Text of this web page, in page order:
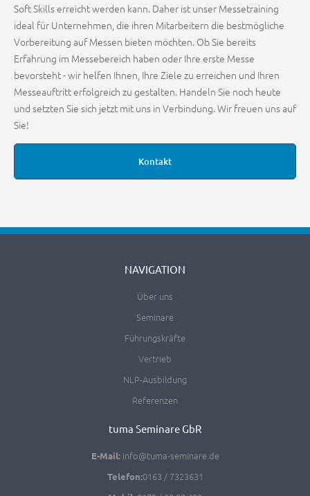
Soft Skills erreicht werden kann. Daher ist unser Messetraining
ideal für Unternehmen, die ihren Mitarbeitern die bestmögliche
Vorbereitung auf Messen bieten möchten. Ob Sie bereits
Erfahrung im Messebereich haben oder Ihre erste Messe
bevorsteht - wir helfen Ihnen, Ihre Ziele zu erreichen und Ihren
Messeauftritt erfolgreich zu gestalten. Handeln Sie noch heute
und setzten Sie sich jetzt mit uns in Verbindung. Wir freuen uns auf
Sie!
Kontakt
NAVIGATION
Über uns
Seminare
Führungskräfte
Vertrieb
NLP-Ausbildung
Referenzen
tuma Seminare GbR
E-Mail: info@tuma-seminare.de
Telefon:0163 / 7323631